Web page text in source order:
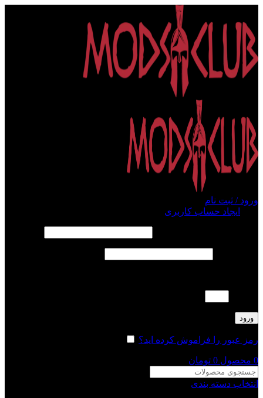
ورود / ثبت نام
ایجاد حساب کاربری
ورود
رمز عبور را فراموش کرده اید؟
0 محصول 0 تومان
انتخاب دسته بندی